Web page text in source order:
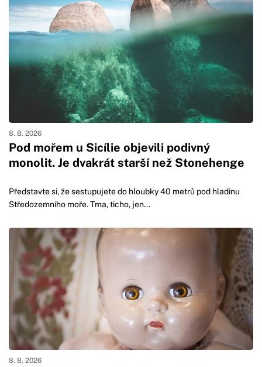
Pod mořem u Sicílie objevili podivný
monolit. Je dvakrát starší než Stonehenge
8. 8. 2026
Představte si, že sestupujete do hloubky 40 metrů pod hladinu
Středozemního moře. Tma, ticho, jen...
8. 8. 2026